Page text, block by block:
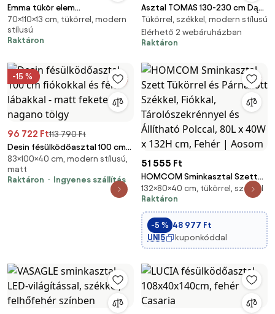
Emma tükör elem
fésülködőasztalhoz
70×110×13 cm, tükörrel, modern
stílusú
Raktáron
Asztal TOMAS 130-230 cm Dąb
Złoty/Czarny P2
Tükörrel, székkel, modern stílusú
Elérhető 2 webáruházban
Raktáron
-15 %
96 722 Ft113 790 Ft
Desin fésülködőasztal 100 cm
fiókokkal és fém lábakkal -
matt fekete / nagano tölgy
83×100×40 cm, modern stílusú,
matt
Raktáron
Ingyenes szállítás
51 555 Ft
HOMCOM Sminkasztal Szett
Tükörrel és Párnázott Székkel,
Fiókkal, Tárolószekrénnyel és
Állítható Polccal, 80L x 40W x
132H cm, Fehér | Aosom
132×80×40 cm, tükörrel, székkel
Raktáron
-5 % 48 977 Ft
UNI5
kuponkóddal